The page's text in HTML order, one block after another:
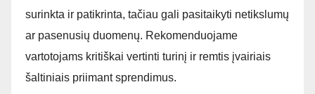
surinkta ir patikrinta, tačiau gali pasitaikyti netikslumų
ar pasenusių duomenų. Rekomenduojame
vartotojams kritiškai vertinti turinį ir remtis įvairiais
šaltiniais priimant sprendimus.